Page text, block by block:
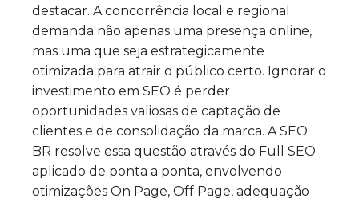
destacar. A concorrência local e regional
demanda não apenas uma presença online,
mas uma que seja estrategicamente
otimizada para atrair o público certo. Ignorar o
investimento em SEO é perder
oportunidades valiosas de captação de
clientes e de consolidação da marca. A SEO
BR resolve essa questão através do Full SEO
aplicado de ponta a ponta, envolvendo
otimizações On Page, Off Page, adequação